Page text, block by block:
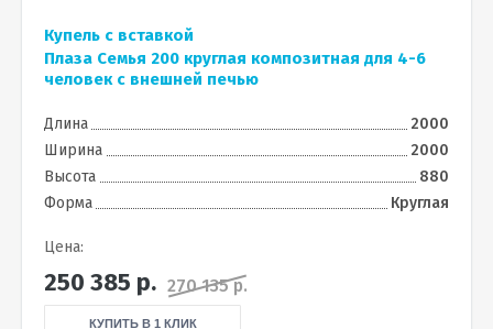
Купель с вставкой
Плаза Семья 200 круглая композитная для 4-6
человек с внешней печью
Длина
2000
Ширина
2000
Высота
880
Форма
Круглая
Цена:
250 385 р. 270 135 р.
КУПИТЬ В 1 КЛИК